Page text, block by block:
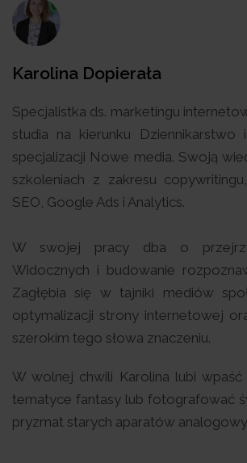
Karolina Dopierała
Specjalistka ds. marketingu
studia na kierunku Dziennikarstwo
specjalizacji Nowe media. Swoją
szkoleniach z zakresu
SEO, Google Ads i Analytics.
W swojej pracy dba o
Widocznych i budowanie
Zagłębia się w tajniki mediów
optymalizacji strony internetowej
szerokim tego słowa znaczeniu.
W wolnej chwili Karolina lubi
tematyce fantasy lub fotografować
pryzmat starych aparatów